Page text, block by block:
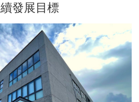
續發展目標